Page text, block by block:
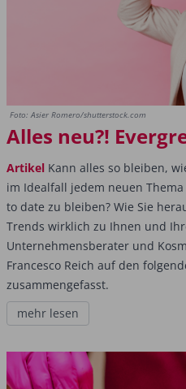
Foto: Asier Romero/shutterstock.com
Alles neu?!
Artikel Kann alles so bleiben,
im Idealfall jedem neuen
to date zu bleiben? Wie Sie
Trends wirklich zu Ihnen und
Unternehmensberater und
Francesco Reich auf den
zusammengefasst.
mehr lesen